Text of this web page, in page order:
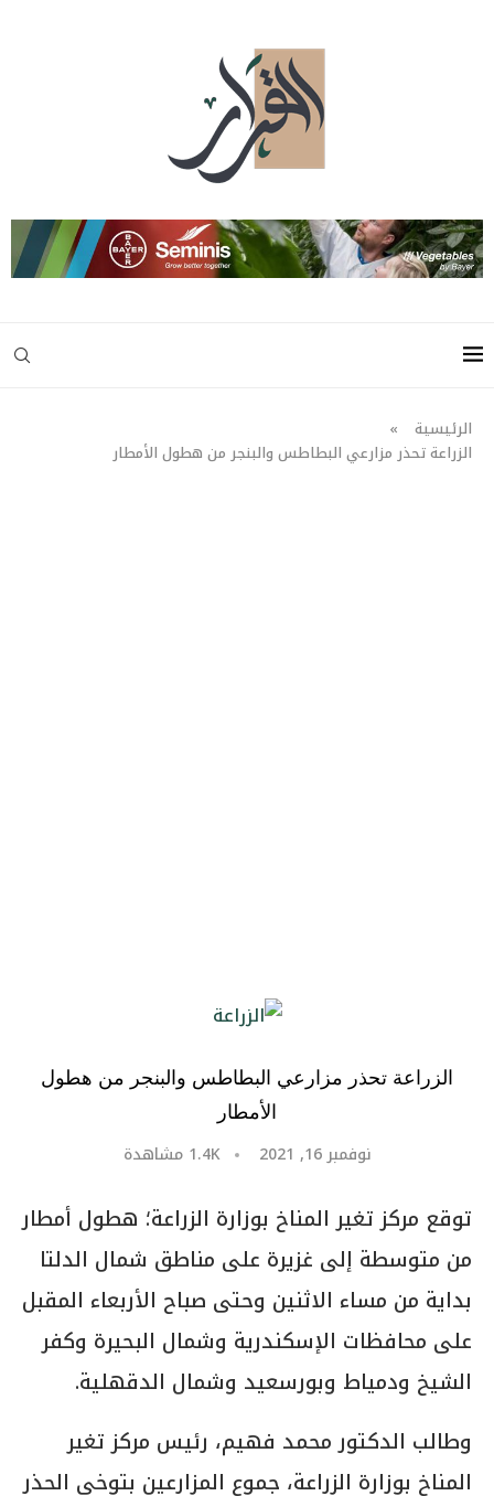
الرئيسية
»
الزراعة تحذر مزارعي البطاطس والبنجر من هطول الأمطار
الزراعة تحذر مزارعي البطاطس والبنجر من هطول
الأمطار
نوفمبر 16, 2021 1.4K مشاهدة
توقع مركز تغير المناخ بوزارة الزراعة؛ هطول أمطار
من متوسطة إلى غزيرة على مناطق شمال الدلتا
بداية من مساء الاثنين وحتى صباح الأربعاء المقبل
على محافظات الإسكندرية وشمال البحيرة وكفر
الشيخ ودمياط وبورسعيد وشمال الدقهلية.
وطالب الدكتور محمد فهيم، رئيس مركز تغير
المناخ بوزارة الزراعة، جموع المزارعين بتوخى الحذر